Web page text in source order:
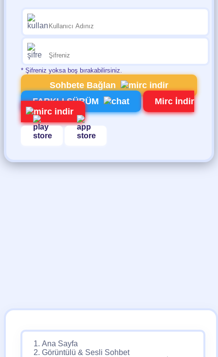
* Şifreniz yoksa boş bırakabilirsiniz.
Sohbete Bağlan
FARKLI SÜRÜM
Mirc İndir
Ana Sayfa
Görüntülü & Sesli Sohbet